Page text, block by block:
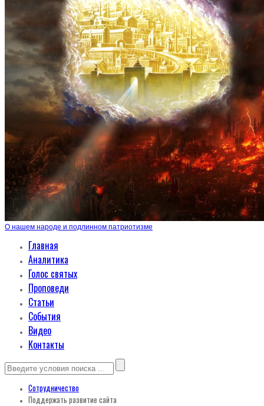
О нашем народе и подлинном патриотизме
Главная
Аналитика
Голос святых
Проповеди
Статьи
События
Видео
Контакты
Сотрудничество
Поддержать развитие сайта